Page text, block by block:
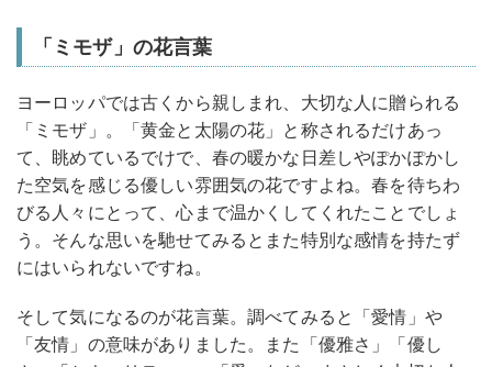
「ミモザ」の花言葉
ヨーロッパでは古くから親しまれ、大切な人に贈られる
「ミモザ」。「黄金と太陽の花」と称されるだけあっ
て、眺めているでけで、春の暖かな日差しやぽかぽかし
た空気を感じる優しい雰囲気の花ですよね。春を待ちわ
びる人々にとって、心まで温かくしてくれたことでしょ
う。そんな思いを馳せてみるとまた特別な感情を持たず
にはいられないですね。
そして気になるのが花言葉。調べてみると「愛情」や
「友情」の意味がありました。また「優雅さ」「優し